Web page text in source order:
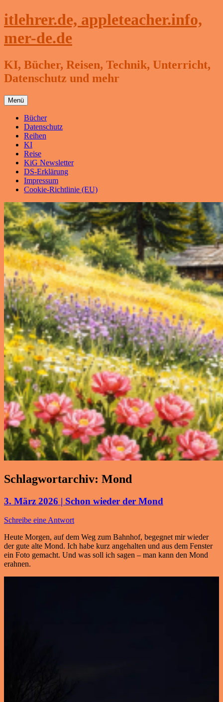
Zum
Inhalt
itlehrer.de, appleteacher.info,
mer-de.de
KI, Bücher, Reisen, Technik, Unterricht,
Datenschutz und mehr
Menü
Bücher
Datenschutz
Reihen
KI
Reise
KiG Newsletter
DS-Erklärung
Impressum
Cookie-Richtlinie (EU)
Schlagwortarchiv: Mond
3. März 2026 | Schon wieder der Mond
Schreibe eine Antwort
Heute Morgen, auf dem Weg zum Bahnhof, begegnet mir wieder
der gute alte Mond. Ich habe kurz angehalten und aus dem Fenster
ein Foto gemacht. Und was soll ich sagen – man kann den Mond
erahnen.